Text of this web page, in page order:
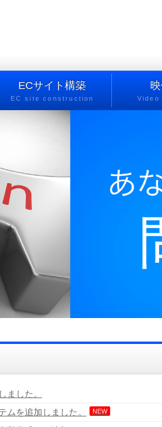
ECサイト構築
EC site construction Video
ました。
ムを追加しました。 NEW